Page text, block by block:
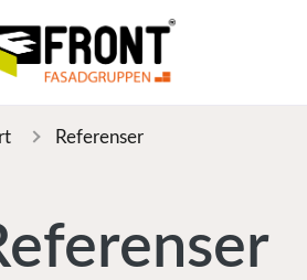
Referenser